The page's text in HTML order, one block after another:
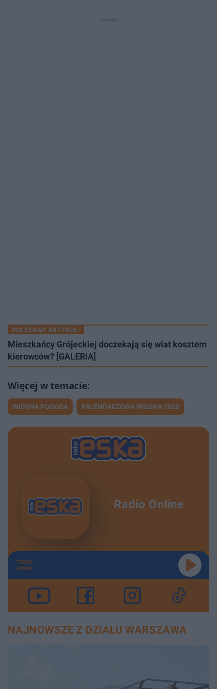
POLECANY ARTYKUŁ:
Mieszkańcy Grójeckiej doczekają się wiat kosztem
kierowców? [GALERIA]
WIOSNA POGODA KALENDARZOWA WIOSNA 2020
Radio Online
TERAZ
GRAMY
NAJNOWSZE Z DZIAŁU WARSZAWA